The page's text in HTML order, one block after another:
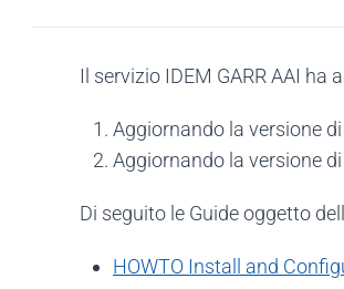
Il servizio IDEM GARR AAI
Aggiornando la versione
Aggiornando la versione
Di seguito le Guide oggetto
HOWTO Install and